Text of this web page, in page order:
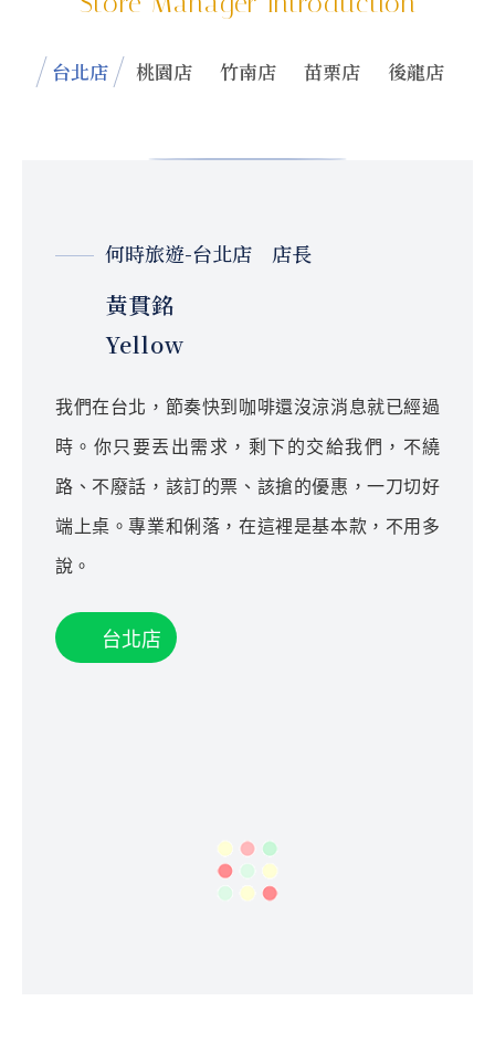
台北店 桃園店 竹南店 苗栗店 後龍店
何時旅遊-台北店 店長
黃貫銘
Yellow
我們在台北，節奏快到咖啡還沒涼消息就已經過
時。你只要丟出需求，剩下的交給我們，不繞
路、不廢話，該訂的票、該搶的優惠，一刀切好
端上桌。專業和俐落，在這裡是基本款，不用多
說。
台北店